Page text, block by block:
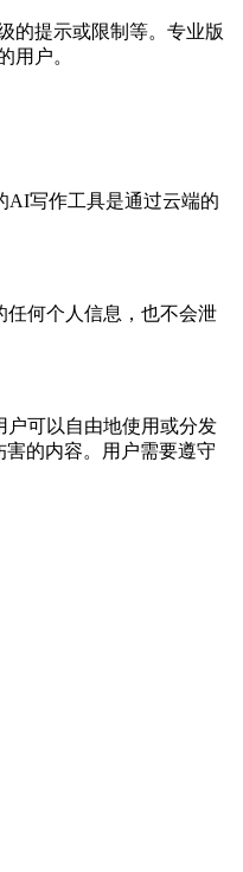
的提示或限制等。专业版
用户。
AI写作工具是通过云端的
何个人信息，也不会泄
可以自由地使用或分发
的内容。用户需要遵守